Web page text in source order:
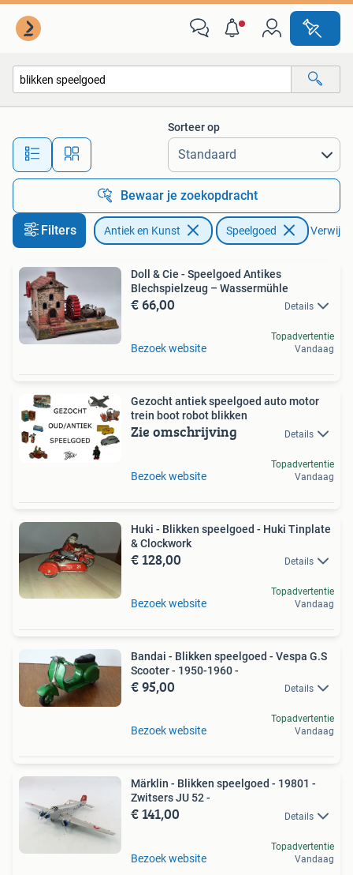
Alle afstanden…
Sorteer op
Bewaar je zoekopdracht
Filters Antiek en Kunst Speelgoed
Doll & Cie - Speelgoed Antikes
Blechspielzeug – Wassermühle
€ 66,00 Details
Bezoek website
Topadvertentie
Vandaag
Gezocht antiek speelgoed auto motor
trein boot robot blikken
Zie omschrijving Details
Bezoek website
Topadvertentie
Vandaag
Huki - Blikken speelgoed - Huki Tinplate
& Clockwork
€ 128,00 Details
Bezoek website
Topadvertentie
Vandaag
Bandai - Blikken speelgoed - Vespa G.S
Scooter - 1950-1960 -
€ 95,00 Details
Bezoek website
Topadvertentie
Vandaag
Märklin - Blikken speelgoed - 19801 -
Zwitsers JU 52 -
€ 141,00 Details
Bezoek website
Topadvertentie
Vandaag